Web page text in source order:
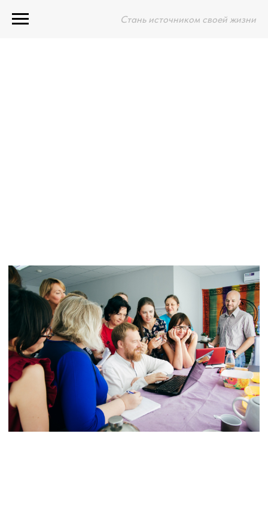
Стань источником своей жизни